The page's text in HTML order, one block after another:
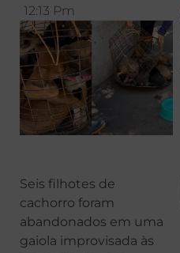
12:13 Pm
Seis filhotes de
cachorro foram
abandonados em uma
gaiola improvisada às